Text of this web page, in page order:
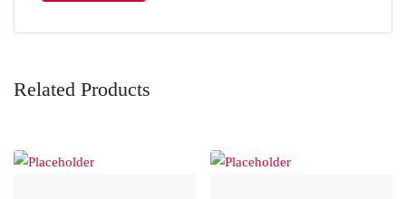
Related Products